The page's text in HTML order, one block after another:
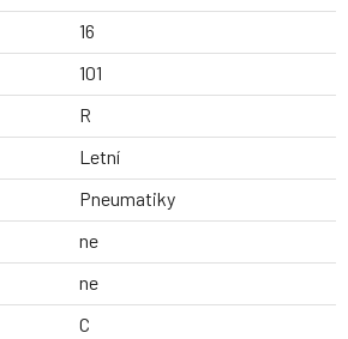
16
101
R
Letní
Pneumatiky
ne
ne
C